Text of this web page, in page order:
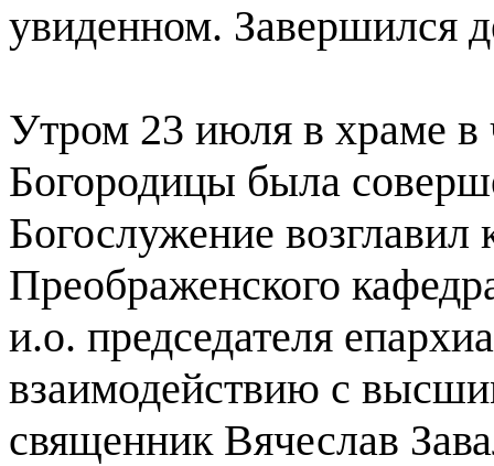
увиденном. Завершился
Утром 23 июля в храме в
Богородицы была
Богослужение
Преображенского
и.о. председателя
взаимодействию с
священник Вячеслав